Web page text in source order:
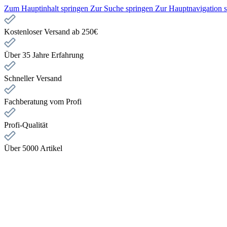
Zum Hauptinhalt springen Zur Suche springen Zur Hauptnavigation
Kostenloser Versand ab 250€
Über 35 Jahre Erfahrung
Schneller Versand
Fachberatung vom Profi
Profi-Qualität
Über 5000 Artikel